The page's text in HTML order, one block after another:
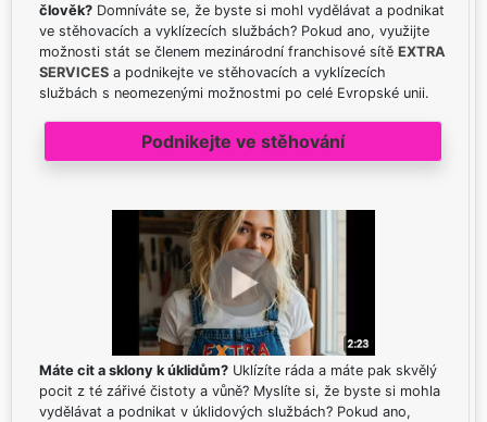
člověk? Domníváte se, že byste si mohl vydělávat a podnikat
ve stěhovacích a vyklízecích službách? Pokud ano, využijte
možnosti stát se členem mezinárodní franchisové sítě EXTRA
SERVICES a podnikejte ve stěhovacích a vyklízecích
službách s neomezenými možnostmi po celé Evropské unii.
Podnikejte ve stěhování
Máte cit a sklony k úklidům? Uklízíte ráda a máte pak skvělý
pocit z té zářivé čistoty a vůně? Myslíte si, že byste si mohla
vydělávat a podnikat v úklidových službách? Pokud ano,